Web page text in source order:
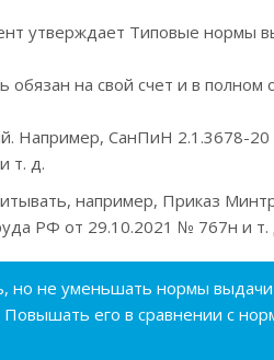
утверждает Типовые нормы
на свой счет и в полном
Например, СанПиН 2.1.3678-
т. д.
например, Приказ
РФ от 29.10.2021 № 767н и т.
но не уменьшать нормы
его в сравнении с